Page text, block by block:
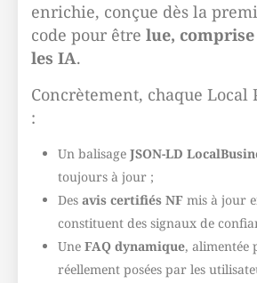
enrichie, conçue dès la
code pour être lue,
les IA.
Concrètement, chaque
:
Un balisage JSON-LD
toujours à jour ;
Des avis certifiés NF mis à jour
constituent des signaux de
Une FAQ dynamique, alimentée
réellement posées par les